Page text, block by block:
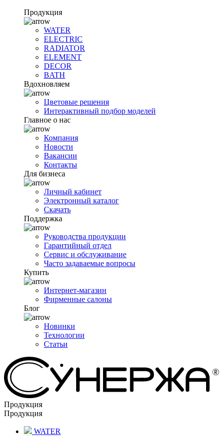
Продукция
WATER
ELECTRIC
RADIATOR
ELEMENT
DECOR
BATH
Вдохновляем
Цветовые решения
Интерактивный подбор моделей
Главное о нас
Компания
Новости
Вакансии
Контакты
Для бизнеса
Личный кабинет
Электронный каталог
Скачать
Поддержка
Руководства продукции
Гарантийный отдел
Сервис и обслуживание
Часто задаваемые вопросы
Купить
Интернет-магазин
Фирменные салоны
Блог
Новинки
Технологии
Статьи
Продукция
Продукция
WATER